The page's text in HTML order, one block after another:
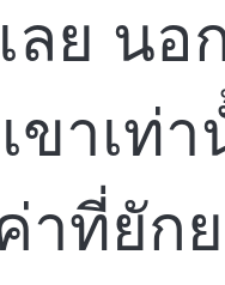
ลย น
ขาเท่
ที่ยัก